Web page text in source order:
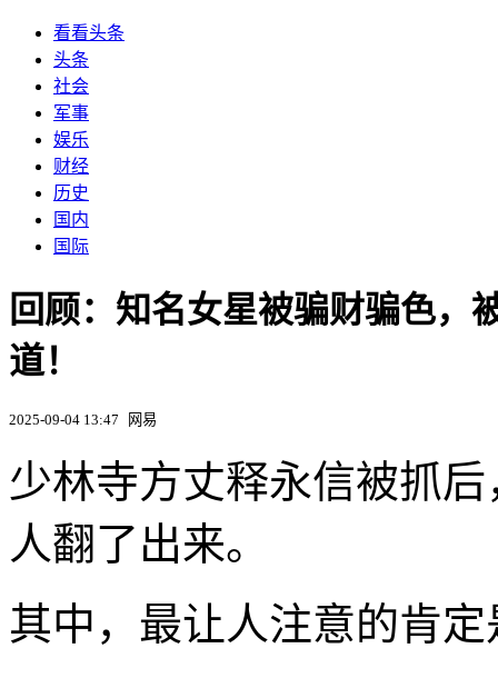
看看头条
头条
社会
军事
娱乐
财经
历史
国内
国际
回顾：知名女星被骗财骗色，
道！
2025-09-04 13:47 网易
少林寺方丈释永信被抓
人翻了出来。
其中，最让人注意的肯